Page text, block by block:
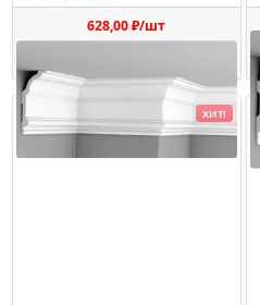
628,00 ₽/шт
ХИТ!